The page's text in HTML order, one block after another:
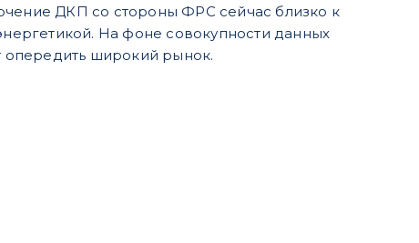
ДКП со стороны ФРС сейчас близко к
На фоне совокупности данных
опередить широкий рынок.